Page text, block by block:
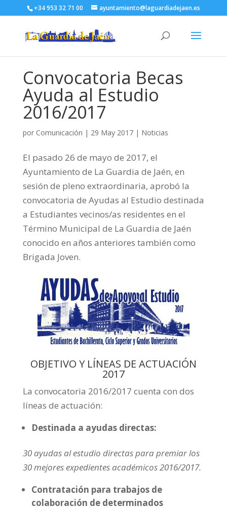
+34 953 32 71 00 ayuntamiento@laguardiadejaen.es
Convocatoria Becas
Ayuda al Estudio
2016/2017
por Comunicación | 29 May 2017| Noticias
El pasado 26 de mayo de 2017, el
Ayuntamiento de La Guardia de Jaén, en
sesión de pleno extraordinaria, aprobó la
convocatoria de Ayudas al Estudio destinada
a Estudiantes vecinos/as residentes en el
Término Municipal de La Guardia de Jaén
conocido en años anteriores también como
Brigada Joven.
OBJETIVO Y LÍNEAS DE ACTUACIÓN
2017
La convocatoria 2016/2017 cuenta con dos
líneas de actuación:
Destinada a ayudas directas:
30 ayudas al estudio directas para premiar los
30 mejores expedientes académicos 2016/2017.
Contratación para trabajos de
colaboración de determinados